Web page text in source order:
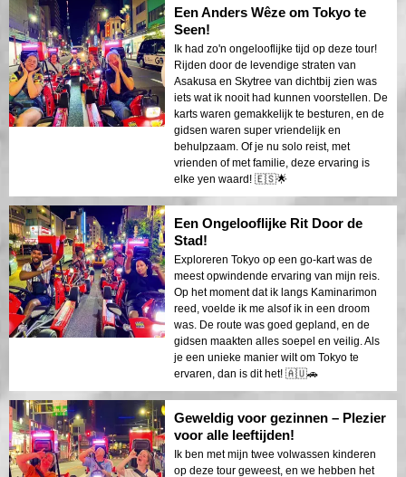
Een Anders Wêze om Tokyo te
Seen!
Ik had zo'n ongelooflijke tijd op deze tour!
Rijden door de levendige straten van
Asakusa en Skytree van dichtbij zien was
iets wat ik nooit had kunnen voorstellen. De
karts waren gemakkelijk te besturen, en de
gidsen waren super vriendelijk en
behulpzaam. Of je nu solo reist, met
vrienden of met familie, deze ervaring is
elke yen waard! 🇪🇸🌟
Een Ongelooflijke Rit Door de
Stad!
Exploreren Tokyo op een go-kart was de
meest opwindende ervaring van mijn reis.
Op het moment dat ik langs Kaminarimon
reed, voelde ik me alsof ik in een droom
was. De route was goed gepland, en de
gidsen maakten alles soepel en veilig. Als
je een unieke manier wilt om Tokyo te
ervaren, dan is dit het! 🇦🇺🚗
Geweldig voor gezinnen – Plezier
voor alle leeftijden!
Ik ben met mijn twee volwassen kinderen
op deze tour geweest, en we hebben het